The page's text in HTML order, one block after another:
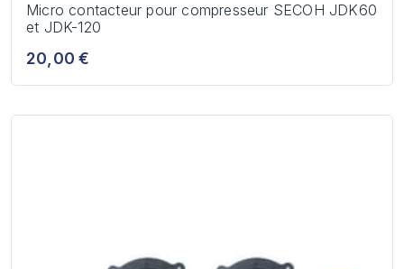
Micro contacteur pour compresseur SECOH JDK60
et JDK-120
20,00 €